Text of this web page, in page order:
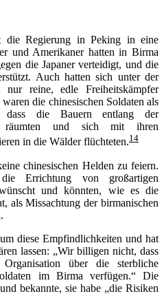
die Regierung in Peking in eine
und Amerikaner hatten in Birma
die Japaner verteidigt, und die
Auch hatten sich unter der
reine, edle Freiheitskämpfer
die chinesischen Soldaten als
dass die Bauern entlang der
räumten und sich mit ihren
in die Wälder flüchteten.14
chinesischen Helden zu feiern.
Errichtung von großartigen
und könnten, wie es die
als Missachtung der birmanischen
diese Empfindlichkeiten und hat
lassen: „Wir billigen nicht, dass
über die sterbliche
im Birma verfügen.“ Die
bekannte, sie habe „die Risiken